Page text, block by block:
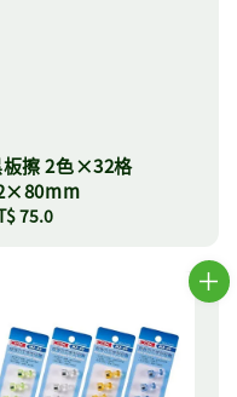
擦 2色×32格
75.0